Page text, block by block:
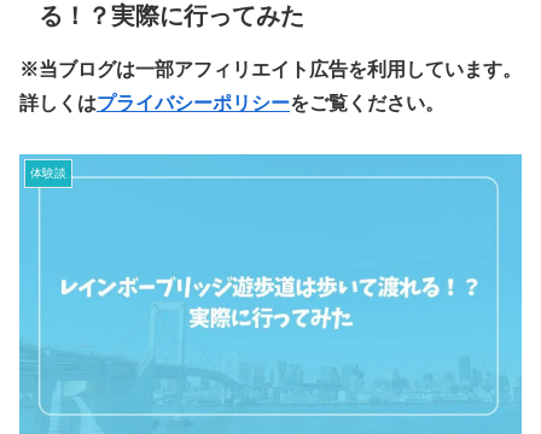
る！？実際に行ってみた
※当ブログは一部アフィリエイト広告を利用しています。
詳しくはプライバシーポリシーをご覧ください。
体験談